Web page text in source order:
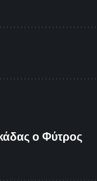
ο Φύτρος